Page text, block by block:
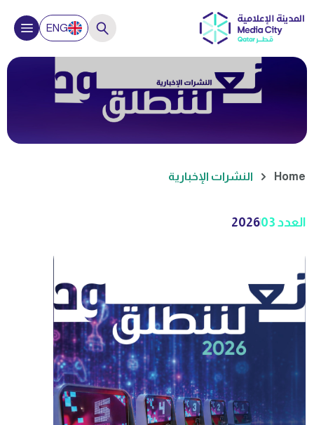
ENG
Close
Hello, How can we help you?
لماذا يجب أن أستثمر في قطر؟
Home النشرات الإخبارية
العدد 03 2026